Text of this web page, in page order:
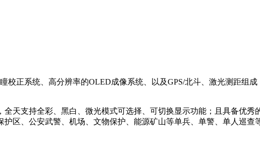
校正系统、高分辨率的OLED成像系统、以及GPS/北斗、激光测距组
天支持全彩、黑白、微光模式可选择、可切换显示功能；且具备优
区、公安武警、机场、文物保护、能源矿山等单兵、单警、单人巡查